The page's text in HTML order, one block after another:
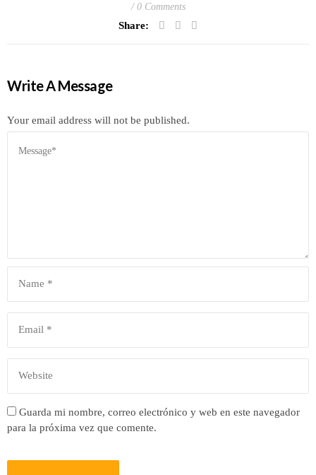
0 Comments
Share:
Write A Message
Your email address will not be published.
Guarda mi nombre, correo electrónico y web en este navegador
para la próxima vez que comente.